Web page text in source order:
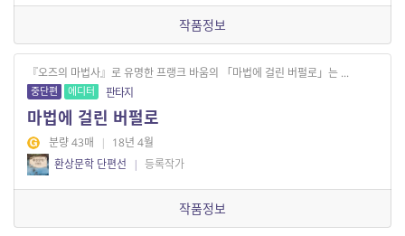
작품정보
『오즈의 마법사』로 유명한 프랭크 바움의 「마법에 걸린 버펄로」는 ...
중단편 에디터 판타지
마법에 걸린 버펄로
분량 43매 | 18년 4월
환상문학 단편선
| 등록작가
작품정보